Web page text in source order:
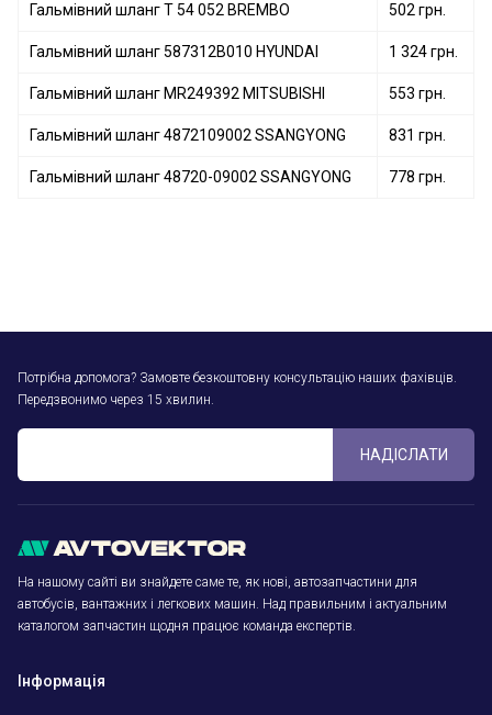
Гальмівний шланг T 54 052 BREMBO 502 грн.
Гальмівний шланг 587312B010 HYUNDAI 1 324 грн.
Гальмівний шланг MR249392 MITSUBISHI 553 грн.
Гальмівний шланг 4872109002 SSANGYONG 831 грн.
Гальмівний шланг 48720-09002 SSANGYONG 778 грн.
Потрібна допомога? Замовте безкоштовну консультацію наших фахівців.
Передзвонимо через 15 хвилин.
НАДІСЛАТИ
На нашому сайті ви знайдете саме те, як нові, автозапчастини для
автобусів, вантажних і легкових машин. Над правильним і актуальним
каталогом запчастин щодня працює команда експертів.
Інформація